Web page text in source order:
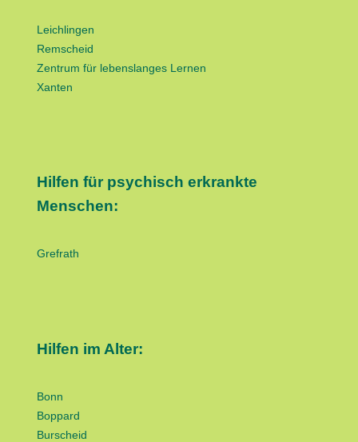
Leichlingen
Remscheid
Zentrum für lebenslanges Lernen
Xanten
Hilfen für psychisch erkrankte
Menschen:
Grefrath
Hilfen im Alter:
Bonn
Boppard
Burscheid